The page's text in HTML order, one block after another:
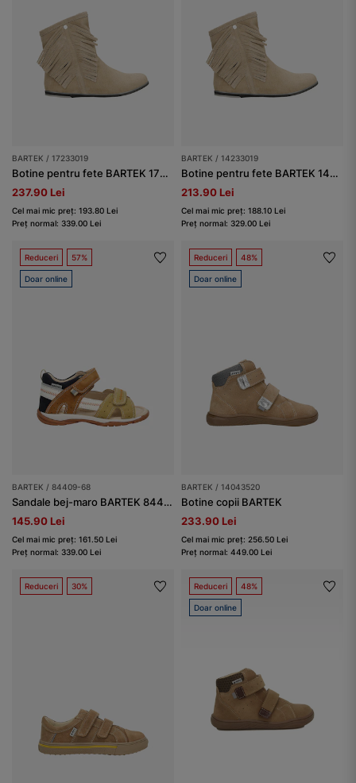
BARTEK / 17233019
Botine pentru fete BARTEK 17233019, bej
237.90 Lei
Cel mai mic preț: 193.80 Lei
Preț normal: 339.00 Lei
BARTEK / 14233019
Botine pentru fete BARTEK 14233019, bej
213.90 Lei
Cel mai mic preț: 188.10 Lei
Preț normal: 329.00 Lei
Reduceri 57%
Doar online
BARTEK / 84409-68
Sandale bej-maro BARTEK 84409-68
145.90 Lei
Cel mai mic preț: 161.50 Lei
Preț normal: 339.00 Lei
Reduceri 48%
Doar online
BARTEK / 14043520
Botine copii BARTEK
233.90 Lei
Cel mai mic preț: 256.50 Lei
Preț normal: 449.00 Lei
Reduceri 30% Reduceri 48%
Doar online